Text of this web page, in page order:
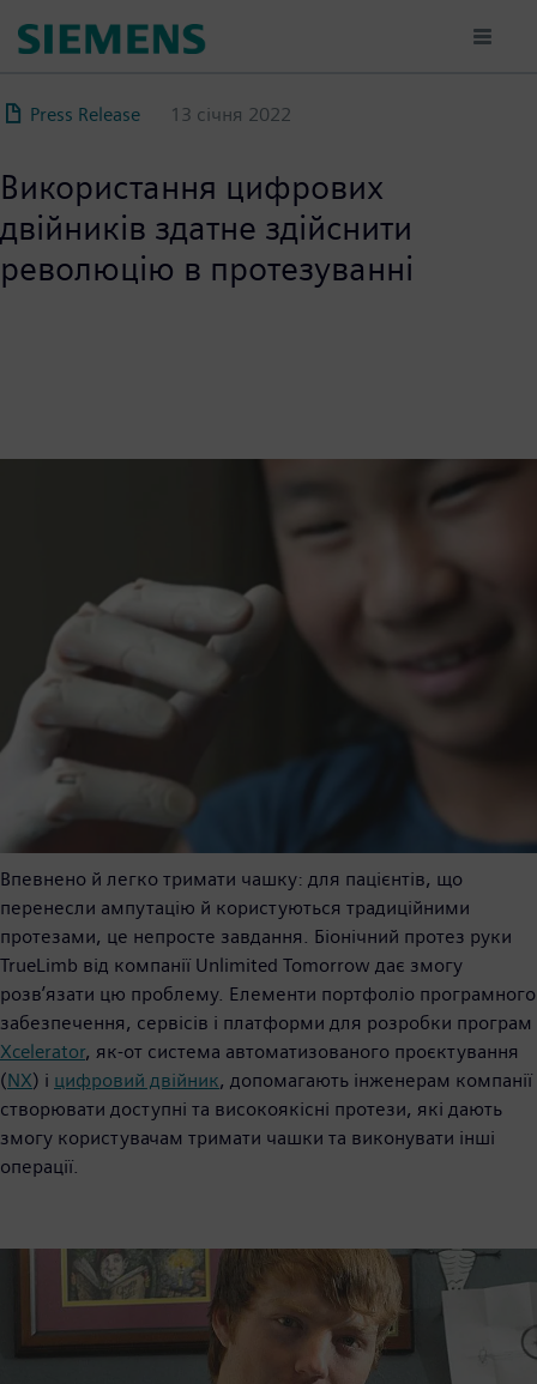
до
вмісту
Press Release 13 січня 2022
Використання цифрових
двійників здатне здійснити
революцію в протезуванні
Впевнено й легко тримати чашку: для пацієнтів, що
перенесли ампутацію й користуються традиційними
протезами, це непросте завдання. Біонічний протез руки
TrueLimb від компанії Unlimited Tomorrow дає змогу
розв’язати цю проблему. Елементи портфоліо програмного
забезпечення, сервісів і платформи для розробки програм
Xcelerator, як-от система автоматизованого проєктування
(NX) і цифровий двійник, допомагають інженерам компанії
створювати доступні та високоякісні протези, які дають
змогу користувачам тримати чашки та виконувати інші
операції.